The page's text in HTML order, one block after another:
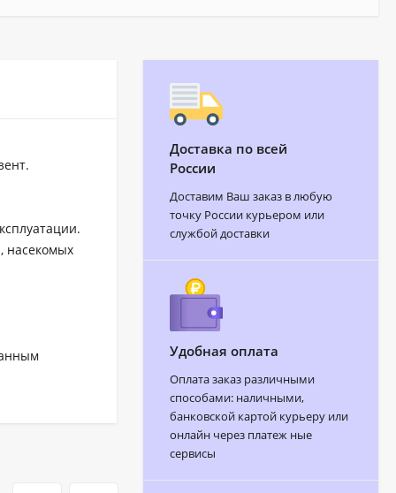
насекомых
Доставка по всей
России
Доставим Ваш заказ в любую
точку России курьером или
службой доставки
Удобная оплата
Оплата заказ различными
способами: наличными,
банковской картой курьеру или
онлайн через платеж ные
сервисы